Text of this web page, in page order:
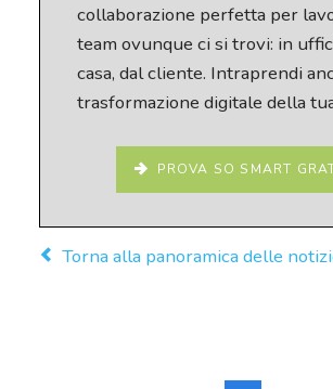
collaborazione perfetta per
team ovunque ci si trovi: in
casa, dal cliente. Intraprendi
trasformazione digitale della
PROVA SO SMART
Torna alla panoramica delle